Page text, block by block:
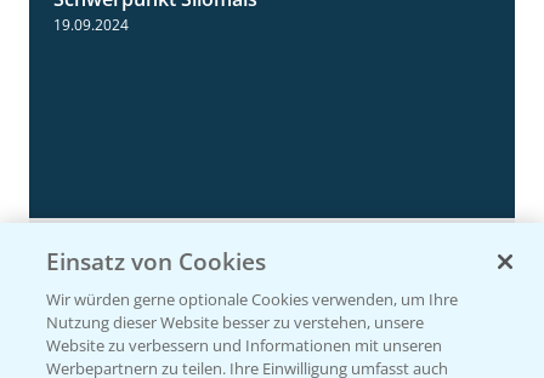
19.09.2024
Sortenvorteile
Einsatz von Cookies
Wir würden gerne optionale Cookies verwenden, um Ihre
Nutzung dieser Website besser zu verstehen, unsere
Website zu verbessern und Informationen mit unseren
Werbepartnern zu teilen. Ihre Einwilligung umfasst auch